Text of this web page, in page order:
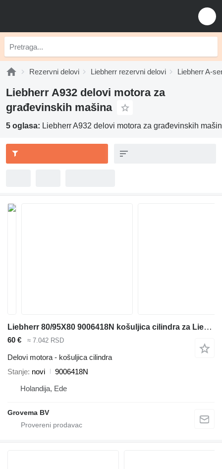
Rezervni delovi Liebherr rezervni delovi Liebherr A-
Liebherr A932 delovi motora za
građevinskih mašina
5 oglasa: Liebherr A932 delovi motora za građevinskih
Liebherr 80/95X80 9006418N košuljica cilindra za Liebherr A932 Li / A944C Li / A918 / A920 / A914 Li / A914 / R914 / R932 Li / R944C Li / R920 / R920 LC / R920 NLC / R918 bagera
60 € ≈ 7.042 RSD
Delovi motora - košuljica cilindra
Stanje novi
9006418N
Holandija, Ede
Grovema BV